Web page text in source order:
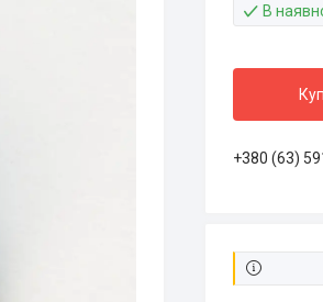
В
+380 (63)